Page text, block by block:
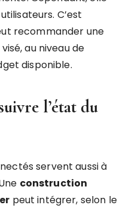
C’est
recommander une
au niveau de
disponible.
l’état du
servent aussi à
construction
peut intégrer, selon le